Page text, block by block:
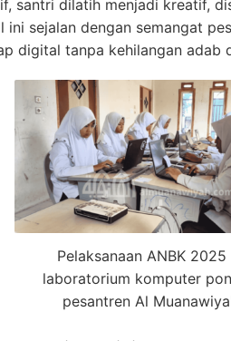
santri dilatih menjadi kreatif,
sejalan dengan semangat
digital tanpa kehilangan adab
Pelaksanaan ANBK 2025
laboratorium komputer
pesantren Al